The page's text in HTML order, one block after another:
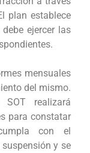
plan establece
ejercer las
mensuales
del mismo.
realizará
para constatar
con el
y se